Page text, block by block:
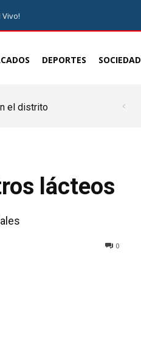
Vivo!
DEPORTES SOCIEDAD
el distrito
lácteos
0